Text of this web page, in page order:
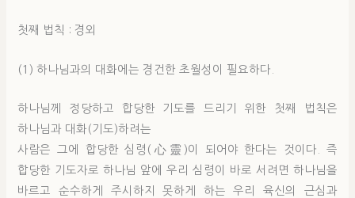
첫째 법칙 : 경외
(1) 하나님과의 대화에는 경건한 초월성이 필요하다.
하나님께 정당하고 합당한 기도를 드리기 위한 첫째 법칙은
하나님과 대화(기도)하려는
사람은 그에 합당한 심령(心靈)이 되어야 한다는 것이다. 즉
합당한 기도자로 하나님 앞에 우리 심령이 바로 서려면 하나님을
바르고 순수하게 주시하지 못하게 하는 우리 육신의 근심과